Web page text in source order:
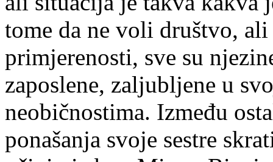
tome da ne voli društvo,
primjerenosti, sve su
zaposlene, zaljubljene u
neobičnostima. Između
ponašanja svoje sestre